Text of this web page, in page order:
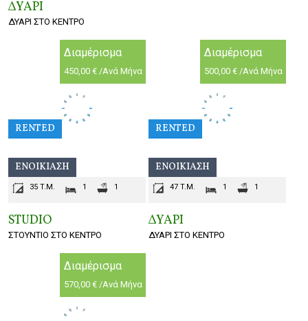
ΔΥΑΡΙ
ΔΥΑΡΙ ΣΤΟ ΚΕΝΤΡΟ
RENTED
ΕΝΟΙΚΊΑΣΗ
Διαμέρισμα
450,00 € /Ανά Μήνα
35 T.M. 1 1
STUDIO
ΣΤΟΥΝΤΙΟ ΣΤΟ ΚΕΝΤΡΟ
RENTED
ΕΝΟΙΚΊΑΣΗ
Διαμέρισμα
500,00 € /Ανά Μήνα
47 T.M. 1 1
ΔΥΑΡΙ
ΔΥΑΡΙ ΣΤΟ ΚΕΝΤΡΟ
Διαμέρισμα
570,00 € /Ανά Μήνα